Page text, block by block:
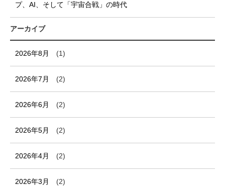
プ、AI、そして「宇宙合戦」の時代
アーカイブ
2026年8月 (1)
2026年7月 (2)
2026年6月 (2)
2026年5月 (2)
2026年4月 (2)
2026年3月 (2)